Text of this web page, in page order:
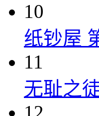
10
纸钞屋
11
无耻之